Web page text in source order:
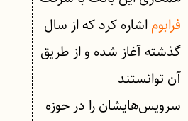
فرابوماشاره کرد که از سال
گذشته آغاز شده و از طریق
آن توانستند
سرویس‌هایشان را در حوزه